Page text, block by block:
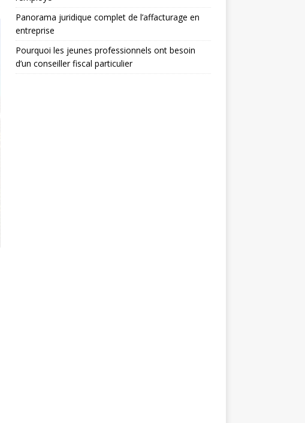
Panorama juridique complet de l’affacturage en
entreprise
Pourquoi les jeunes professionnels ont besoin
d’un conseiller fiscal particulier